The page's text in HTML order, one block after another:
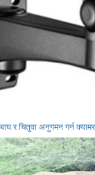
बाघ र चितुवा अनुगमन गर्न